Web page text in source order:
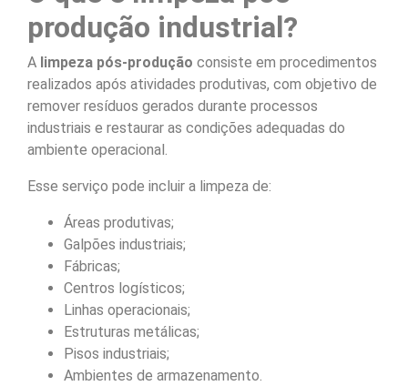
produção industrial?
A limpeza pós-produção consiste em procedimentos
realizados após atividades produtivas, com objetivo de
remover resíduos gerados durante processos
industriais e restaurar as condições adequadas do
ambiente operacional.
Esse serviço pode incluir a limpeza de:
Áreas produtivas;
Galpões industriais;
Fábricas;
Centros logísticos;
Linhas operacionais;
Estruturas metálicas;
Pisos industriais;
Ambientes de armazenamento.